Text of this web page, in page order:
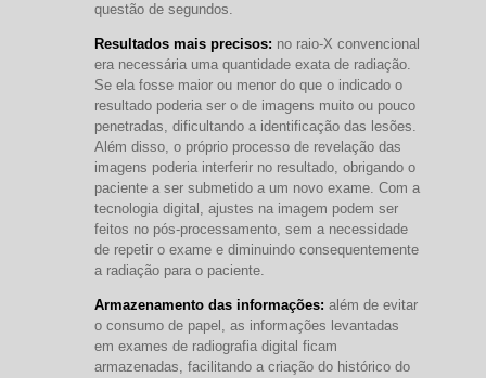
questão de segundos.
Resultados mais precisos: no raio-X convencional
era necessária uma quantidade exata de radiação.
Se ela fosse maior ou menor do que o indicado o
resultado poderia ser o de imagens muito ou pouco
penetradas, dificultando a identificação das lesões.
Além disso, o próprio processo de revelação das
imagens poderia interferir no resultado, obrigando o
paciente a ser submetido a um novo exame. Com a
tecnologia digital, ajustes na imagem podem ser
feitos no pós-processamento, sem a necessidade
de repetir o exame e diminuindo consequentemente
a radiação para o paciente.
Armazenamento das informações: além de evitar
o consumo de papel, as informações levantadas
em exames de radiografia digital ficam
armazenadas, facilitando a criação do histórico do